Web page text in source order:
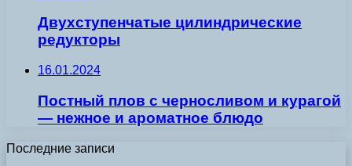
Двухступенчатые цилиндрические
редукторы
16.01.2024
Постный плов с черносливом и курагой
— нежное и ароматное блюдо
Последние записи